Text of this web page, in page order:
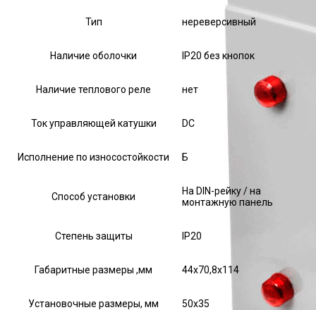
Тип нереверсивный
Наличие оболочки IP20 без кнопок
Наличие теплового реле нет
Ток управляющей катушки DC
Исполнение по износостойкости Б
Способ установки
На DIN-рейку / на
монтажную панель
Степень защиты IP20
Габаритные размеры ,мм 44х70,8х114
Установочные размеры, мм 50х35